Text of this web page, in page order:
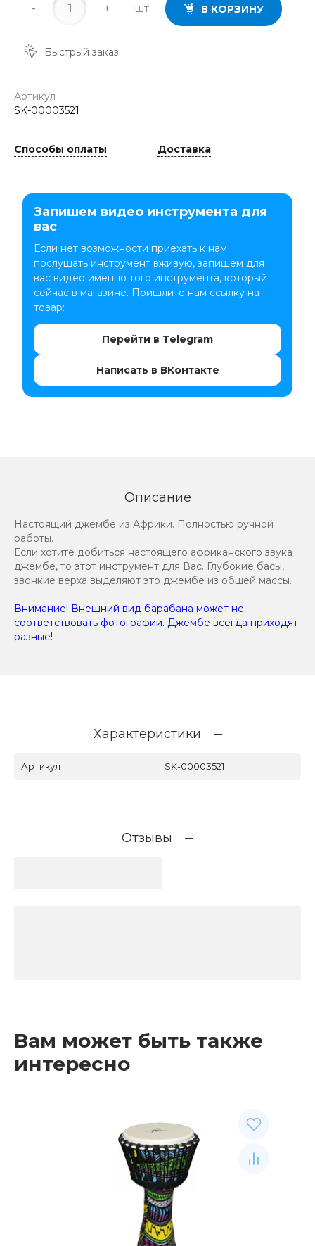
- + шт. В КОРЗИНУ
Быстрый заказ
Артикул
SK-00003521
Способы оплаты Доставка
Запишем видео инструмента для
вас
Если нет возможности приехать к нам
послушать инструмент вживую, запишем для
вас видео именно того инструмента, который
сейчас в магазине. Пришлите нам ссылку на
товар:
Перейти в Telegram
Написать в ВКонтакте
Описание
Настоящий джембе из Африки. Полностью ручной
работы.
Если хотите добиться настоящего африканского звука
джембе, то этот инструмент для Вас. Глубокие басы,
звонкие верха выделяют это джембе из общей массы.
Внимание! Внешний вид барабана может не
соответствовать фотографии. Джембе всегда приходят
разные!
Характеристики
Артикул SK-00003521
Отзывы
Вам может быть также
интересно